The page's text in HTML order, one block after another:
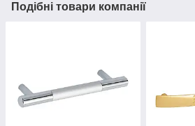
Подібні товари компанії